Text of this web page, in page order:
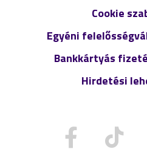
Cookie
Egyéni
Bankkártyás
Hirdetési